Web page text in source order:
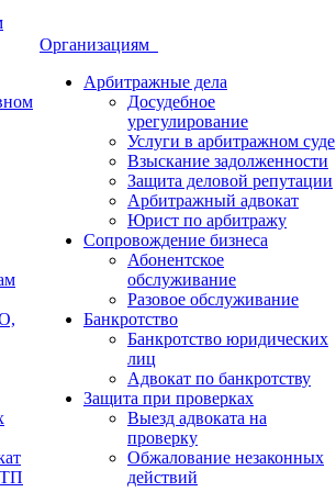
Организациям
Арбитражные дела
Досудебное
урегулирование
Услуги в арбитражном суде
Взыскание задолженности
Защита деловой репутации
Арбитражный адвокат
Юрист по арбитражу
Сопровождение бизнеса
Абонентское
обслуживание
Разовое обслуживание
Банкротство
Банкротство юридических
лиц
Адвокат по банкротству
Защита при проверках
Выезд адвоката на
проверку
Обжалование незаконных
действий